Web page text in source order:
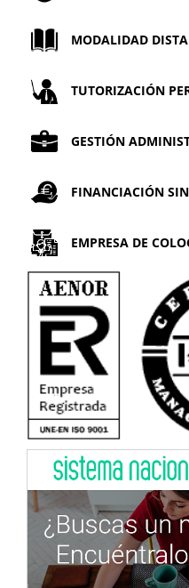
MODALIDAD
TUTORIZACIÓN
GESTIÓN
FINANCIACIÓN SIN
EMPRESA DE